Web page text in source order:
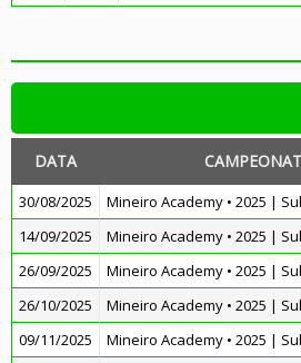
DATA
30/08/2025 Mineiro Academy • 2025 |
14/09/2025
Mineiro Academy • 2025 |
26/09/2025
Mineiro Academy • 2025 |
26/10/2025
Mineiro Academy • 2025 |
09/11/2025
Mineiro Academy • 2025 |